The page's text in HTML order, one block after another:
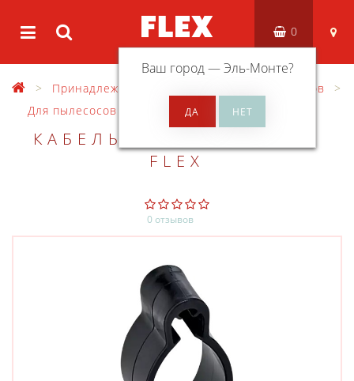
Ваш город —Эль-Монте?
0
Принадлежности
Оснастка для пылесосов
Для пылесосов VCE
КАБЕЛЬНЫЙ ДЕРЖАТЕЛЬ
FLEX
0 отзывов